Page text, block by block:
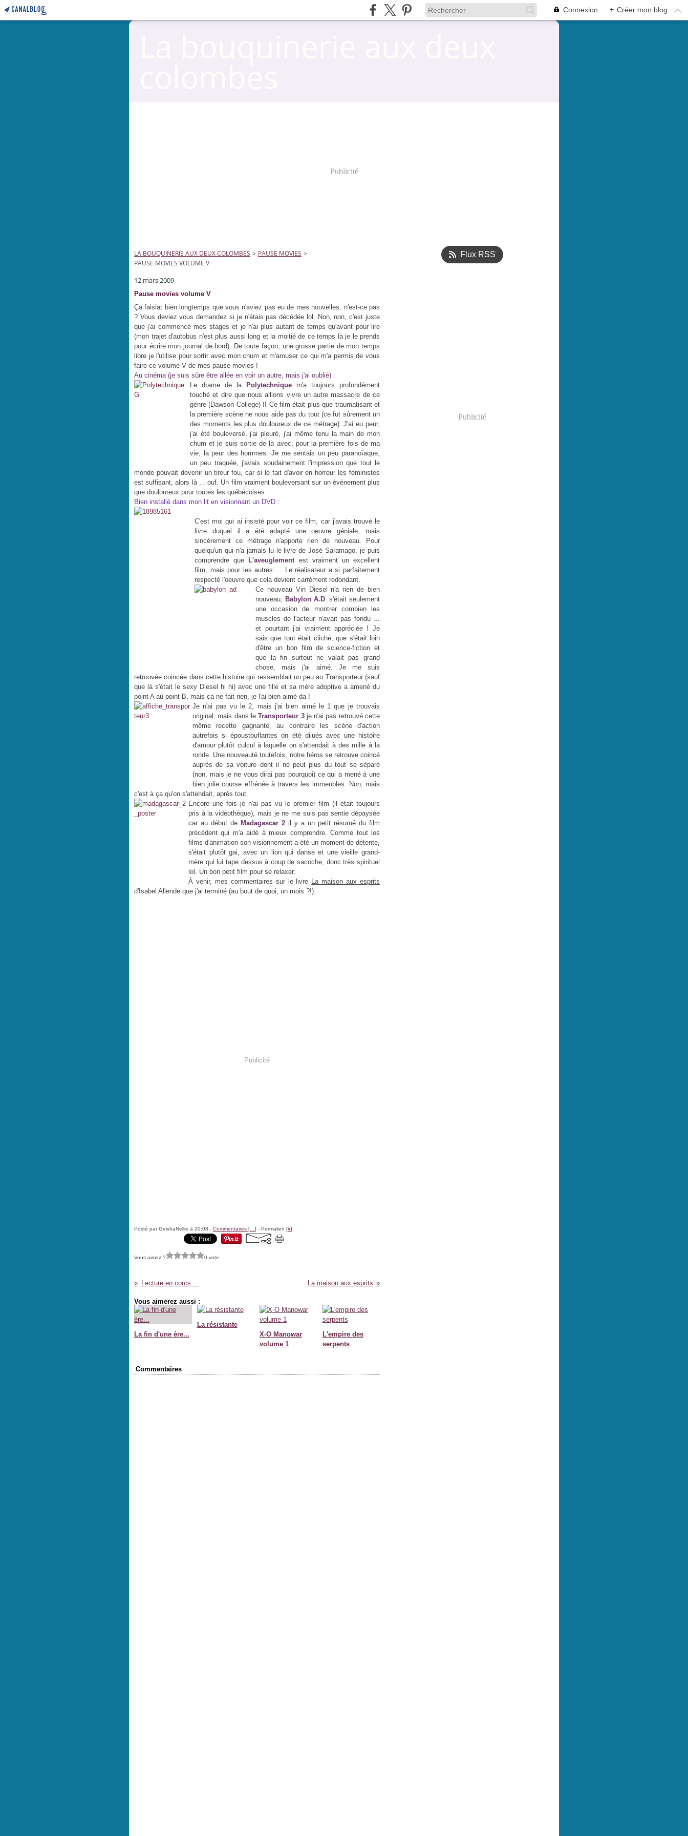
Connexion + Créer mon blog
Publicité
LA BOUQUINERIE AUX DEUX COLOMBES > PAUSE MOVIES >
PAUSE MOVIES VOLUME V
12 mars 2009
Pause movies volume V
Ça faisiat bien longtemps que vous n'aviez pas eu de mes nouvelles, n'est-ce pas
? Vous deviez vous demandez si je n'étais pas décédée lol. Non, non, c'est juste
que j'ai commencé mes stages et je n'ai plus autant de temps qu'avant pour lire
(mon trajet d'autobus n'est plus aussi long et la moitié de ce temps là je le prends
pour écrire mon journal de bord). De toute façon, une grosse partie de mon temps
libre je l'utilise pour sortir avec mon chum et m'amuser ce qui m'a permis de vous
faire ce volume V de mes pause movies !
Au cinéma (je suis sûre être allée en voir un autre, mais j'ai oublié) :
Le drame de la
Polytechnique m'a toujours profondément
touché et dire que nous allions vivre un autre massacre de ce
genre (Dawson College) !! Ce film était plus que traumatisant et
la première scène ne nous aide pas du tout (ce fut sûrement un
des moments les plus douloureux de ce métrage). J'ai eu peur,
j'ai été bouleversé, j'ai pleuré, j'ai même tenu la main de mon
chum et je suis sortie de là avec, pour la première fois de ma
vie, la peur des hommes. Je me sentais un peu paranoĩaque,
un peu traquée, j'avais soudainement l'impression que tout le
monde pouvait devenir un tireur fou, car si le fait d'avoir en horreur les féministes
est suffisant, alors là ... ouf. Un film vraiment bouleversant sur un évènement plus
que douloureux pour toutes les québécoises.
Bien installé dans mon lit en visionnant un DVD :
C'est moi qui ai insisté pour voir ce film, car j'avais trouvé le
livre duquel il a été adapté une oeuvre géniale, mais
sincèrement ce métrage n'apporte rien de nouveau. Pour
quelqu'un qui n'a jamais lu le livre de José Saramago, je puis
comprendre que
L'aveuglementest vraiment un excellent
film, mais pour les autres ... Le réalisateur a si parfaitement
respecté l'oeuvre que cela devient carrément redondant.
Ce nouveau Vin Diesel n'a rien de bien
nouveau, Babylon A.D. s'était seulement
une occasion de montrer combien les
muscles de l'acteur n'avait pas fondu ...
et pourtant j'ai vraiment appréciée ! Je
sais que tout était cliché, que s'était loin
d'être un bon film de science-fiction et
que la fin surtout ne valait pas grand
chose, mais j'ai aimé. Je me suis
retrouvée coincée dans cette histoire qui ressemblait un peu au Transporteur (sauf
que là s'était le sexy Diesel hi hi) avec une fille et sa mère adoptive a amené du
point A au point B, mais ça ne fait rien, je l'ai bien aimé da !
Je n'ai pas vu le 2, mais j'ai bien aimé le 1 que je trouvais
original, mais dans leTransporteur 3je n'ai pas retrouvé cette
même recette gagnante, au contraire les scène d'action
autrefois si époustouflantes on été dilués avec une histoire
d'amour plutôt culcul à laquelle on s'attendait à des mille à la
ronde. Une nouveauté toutefois, notre héros se retrouve coincé
auprès de sa voiture dont il ne peut plus du tout se séparé
(non, mais je ne vous dirai pas pourquoi) ce qui a mené à une
bien jolie course effrénée à travers les immeubles. Non, mais
c'est à ça qu'on s'attendait, après tout.
Encore une fois je n'ai pas vu le premier film (il était toujours
pris à la vidéothèque), mais je ne me suis pas sentie dépaysée
car au début de Madagascar 2 il y a un petit résumé du film
précédent qui m'a aidé à mieux comprendre. Comme tout les
films d'animation son visionnement a été un moment de détente,
s'était plutôt gai, avec un lion qui danse et une vieille grand-
mère qui lui tape dessus à coup de sacoche, donc très spirituel
lol. Un bon petit film pour se relaxer.
À venir, mes commentaires sur le livre La maison aux esprits
d'Isabel Allende que j'ai terminé (au bout de quoi, un mois ?!).
Publicité
Posté par GeishaNellie à 20:08 - Commentaires [ ] - Permalien [#]
Vous aimez ? 0 vote
Lecture en cours ... La maison aux esprits
Vous aimerez aussi :
La fin d'une ère...
La résistante
X-O Manowar
volume 1
L'empire des
serpents
Commentaires
Flux RSS
Publicité